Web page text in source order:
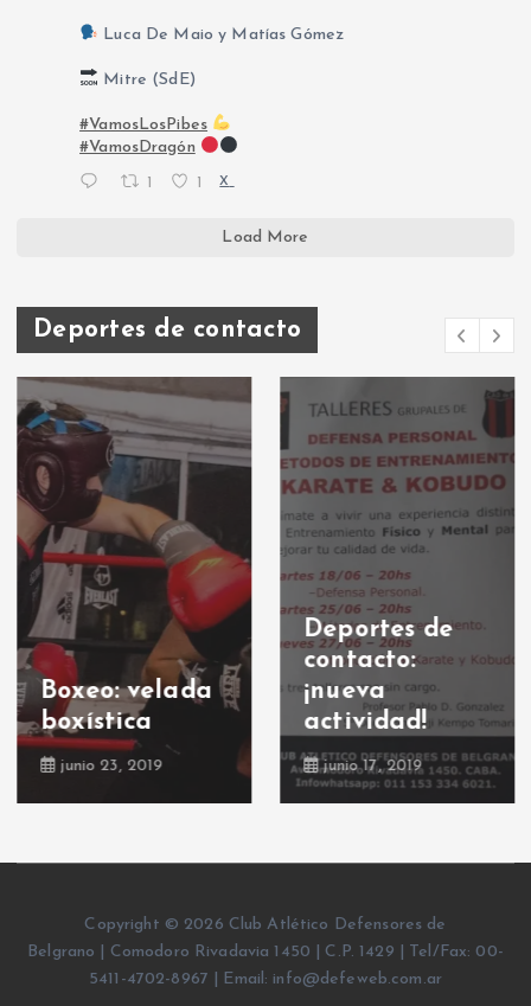
Luca De Maio y Matías Gómez
Mitre (SdE)
#VamosLosPibes
#VamosDragón
1 1 X
Load More
Deportes de contacto
Boxeo: velada
boxística
junio 23, 2019
Deportes de
contacto:
¡nueva
actividad!
junio 17, 2019
Copyright © 2026 Club Atlético Defensores de
Belgrano | Comodoro Rivadavia 1450 | C.P. 1429 | Tel/Fax: 00-
5411-4702-8967 | Email: info@defeweb.com.ar